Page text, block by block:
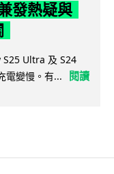
發熱疑與
Ultra 及 S24
電變慢。有...
閱讀